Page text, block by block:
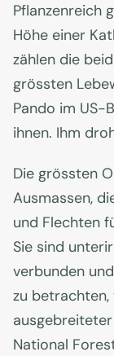
Pflanzenreich
Höhe einer
zählen die
grössten
Pando im US-
ihnen. Ihm
Die grössten
Ausmassen,
und Flechten
Sie sind
verbunden
zu
National